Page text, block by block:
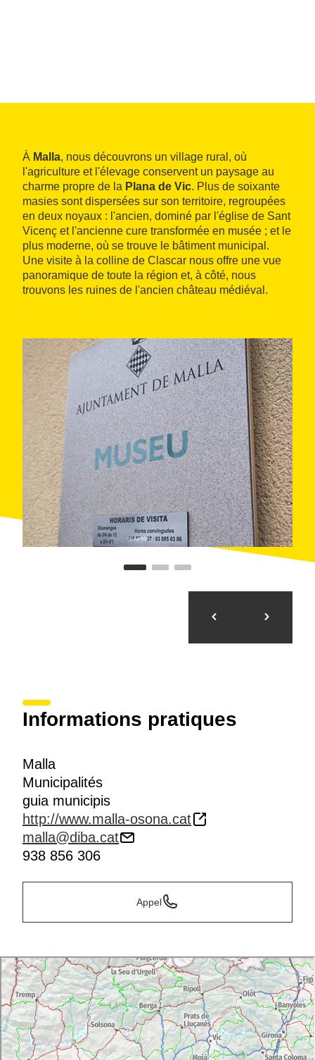
À Malla, nous découvrons un village rural, où
l'agriculture et l'élevage conservent un paysage au
charme propre de la Plana de Vic. Plus de soixante
masies sont dispersées sur son territoire, regroupées
en deux noyaux : l'ancien, dominé par l'église de Sant
Vicenç et l'ancienne cure transformée en musée ; et le
plus moderne, où se trouve le bâtiment municipal.
Une visite à la colline de Clascar nous offre une vue
panoramique de toute la région et, à côté, nous
trouvons les ruines de l'ancien château médiéval.
Informations pratiques
Malla
Municipalités
guia municipis
http://www.malla-osona.cat
malla@diba.cat
938 856 306
Appel